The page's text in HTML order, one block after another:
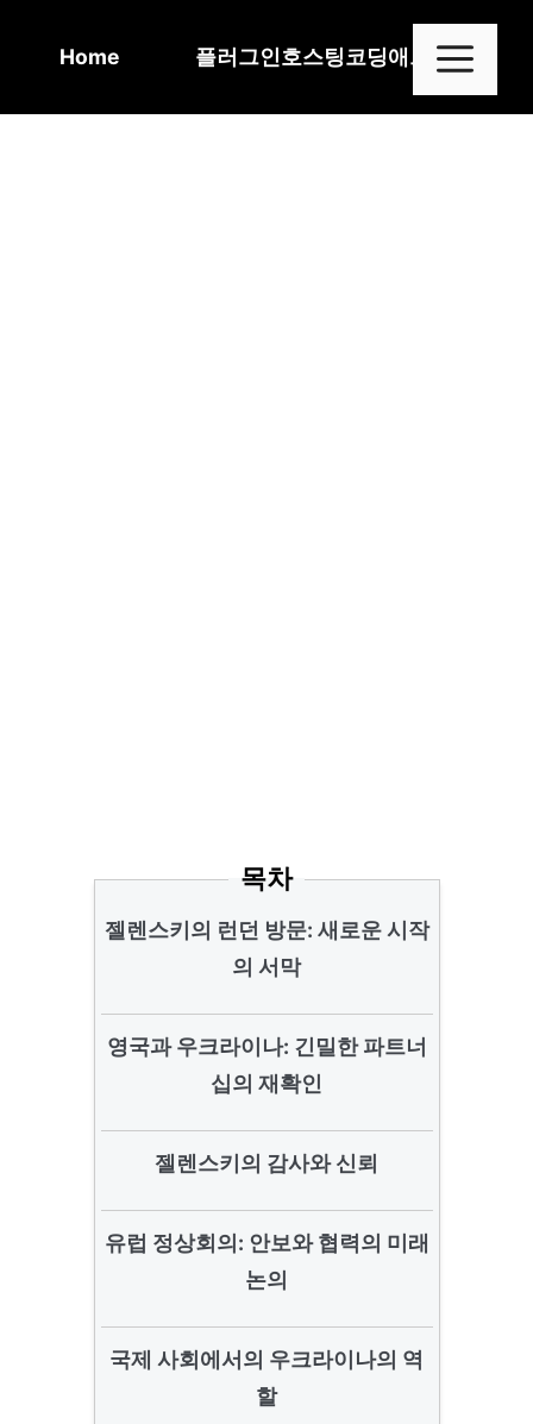
Home 플러그인호스팅코딩애드센스
목차
젤렌스키의 런던 방문: 새로운 시작
의 서막
영국과 우크라이나: 긴밀한 파트너
십의 재확인
젤렌스키의 감사와 신뢰
유럽 정상회의: 안보와 협력의 미래
논의
국제 사회에서의 우크라이나의 역
할